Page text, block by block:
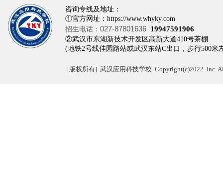
咨询专线及地址：
①官方网址：https://www.whyky.com
招生电话： 027-87801636 19947591906
②武汉市东湖新技术开发区高新大道410
(地铁2号线佳园路站或武汉东站C出口，步行500米
[版权所有] 武汉应用科技学校 Copyright(c)2022 Inc.